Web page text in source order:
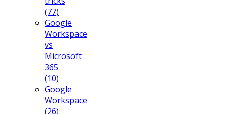
(77)
Google
Workspace
vs
Microsoft
365
(10)
Google
Workspace
(26)